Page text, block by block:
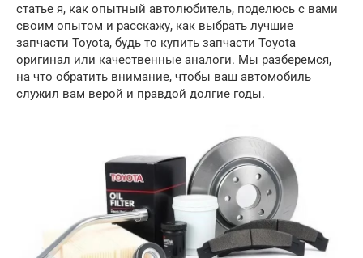
статье я, как опытный автолюбитель, поделюсь с вами
своим опытом и расскажу, как выбрать лучшие
запчасти Toyota, будь то купить запчасти Toyota
оригинал или качественные аналоги. Мы разберемся,
на что обратить внимание, чтобы ваш автомобиль
служил вам верой и правдой долгие годы.